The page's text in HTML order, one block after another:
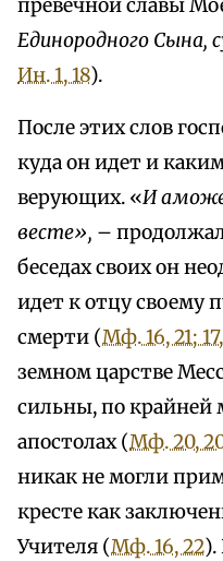
превечной славы
Единородного Сына,
Ин. 1, 18).
После этих слов
куда он идет и
верующих. «И аможе
весте», –
беседах своих он
идет к отцу своему
смерти (Мф. 16, 21;
земном царстве
сильны, по крайней
апостолах (Мф. 20,
никак не могли
кресте как
Учителя (Мф. 16, 22).